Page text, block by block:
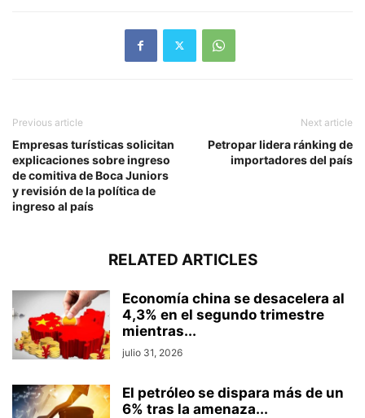
Previous article
Empresas turísticas solicitan
explicaciones sobre ingreso
de comitiva de Boca Juniors
y revisión de la política de
ingreso al país
Next article
Petropar lidera ránking de
importadores del país
RELATED ARTICLES
Economía china se desacelera al
4,3% en el segundo trimestre
mientras...
julio 31, 2026
El petróleo se dispara más de un
6% tras la amenaza...